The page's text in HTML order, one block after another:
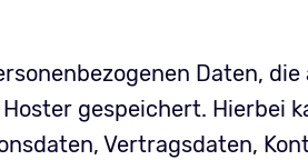
Daten,
gespeichert. Hierbei
Vertragsdaten,